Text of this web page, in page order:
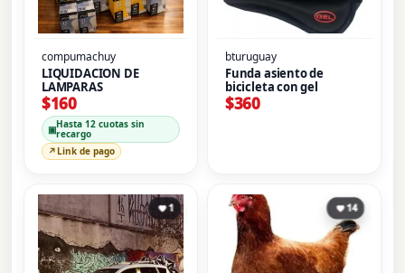
compumachuy
LIQUIDACION DE
LAMPARAS
▣Hasta 12 cuotas sin
recargo
↗ Link de pago
$160
bturuguay
Funda asiento de
bicicleta con gel
$360
1 14